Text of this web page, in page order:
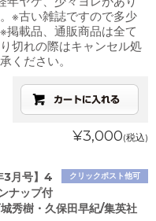
※古い雑誌ですので多少
掲載品、通販商品は全て
切れの際はキャンセル処
ください。
¥3,000(税込)
クリックポスト他可
3月号】4
ナップ付
秀樹・久保田早紀/集英社